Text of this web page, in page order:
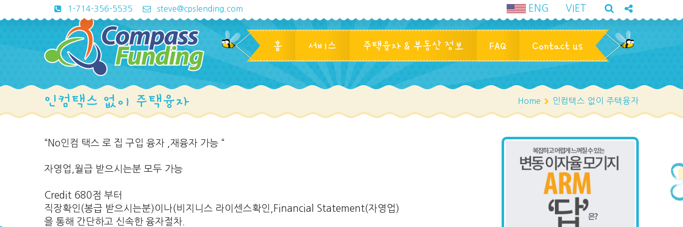
1-714-356-5535 steve@cpslending.com ENG VIET
홈 서비스 주택융자 & 부동산 정보 FAQ Contact us
인컴택스 없이 주택융자 Home 인컴택스 없이 주택융자
“No인컴 택스 로 집 구입 융자 ,재융자 가능 “
자영업,월급 받으시는분 모두 가능
Credit 680점 부터
직장확인(봉급 받으시는분)이나(비지니스 라이센스확인,Financial Statement(자영업)
을 통해 간단하고 신속한 융자절차.